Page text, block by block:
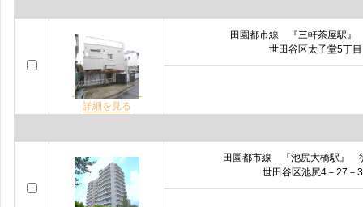
詳細を見る
田園都市線 『三軒茶屋駅
世田谷区太子堂5丁目
田園都市線 『池尻大橋駅』
世田谷区池尻4－27－